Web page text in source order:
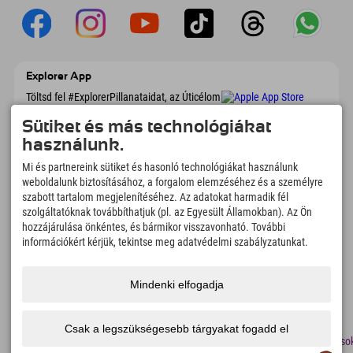
Explorer App
Töltsd fel #ExplorerPillanataidat, az Úticélom
című videódat foglalási áttekintéssel,
bakancslistával, étterem áttekintéssel és
még sok mással. Töltsd le most!
Felfedezős pillanatok ideje
166
Hegyi tavak és
élményfürdők
4.634km
Sí- és snowboardpályák
8.991km 97%
minket
Sütiket és más technológiákat
használunk.
Mi és partnereink sütiket és hasonló technológiákat használunk
weboldalunk biztosításához, a forgalom elemzéséhez és a személyre
szabott tartalom megjelenítéséhez. Az adatokat harmadik fél
szolgáltatóknak továbbíthatjuk (pl. az Egyesült Államokban). Az Ön
hozzájárulása önkéntes, és bármikor visszavonható. További
információkért kérjük, tekintse meg adatvédelmi szabályzatunkat.
Mindenki elfogadja
Csak a legszükségesebb tárgyakat fogadd el